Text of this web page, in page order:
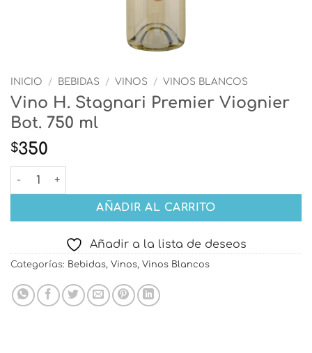
INICIO / BEBIDAS / VINOS / VINOS BLANCOS
Vino H. Stagnari Premier Viognier
Bot. 750 ml
$350
Vino H. Stagnari Premier Viognier Bot. 750 ml cantidad
AÑADIR AL CARRITO
Añadir a la lista de deseos
Categorías: Bebidas, Vinos, Vinos Blancos